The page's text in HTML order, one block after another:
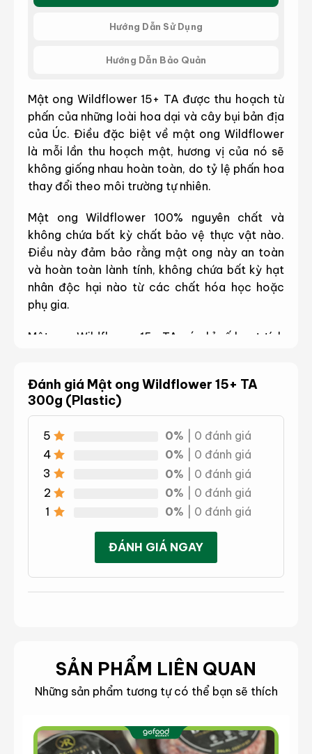
Hướng Dẫn Sử Dụng
Hướng Dẫn Bảo Quản
Mật ong Wildflower 15+ TA được thu hoạch từ
phấn của những loài hoa dại và cây bụi bản địa
của Úc. Điều đặc biệt về mật ong Wildflower
là mỗi lần thu hoạch mật, hương vị của nó sẽ
không giống nhau hoàn toàn, do tỷ lệ phấn hoa
thay đổi theo môi trường tự nhiên.
Mật ong Wildflower 100% nguyên chất và
không chứa bất kỳ chất bảo vệ thực vật nào.
Điều này đảm bảo rằng mật ong này an toàn
và hoàn toàn lành tính, không chứa bất kỳ hạt
nhân độc hại nào từ các chất hóa học hoặc
phụ gia.
Mật ong Wildflower 15+ TA có chỉ số hoạt tính
Đánh giá Mật ong Wildflower 15+ TA
300g (Plastic)
5 0% | 0 đánh giá
4
0% | 0 đánh giá
3
0% | 0 đánh giá
2
0% | 0 đánh giá
1
0% | 0 đánh giá
ĐÁNH GIÁ NGAY
SẢN PHẨM LIÊN QUAN
Những sản phẩm tương tự có thể bạn sẽ thích